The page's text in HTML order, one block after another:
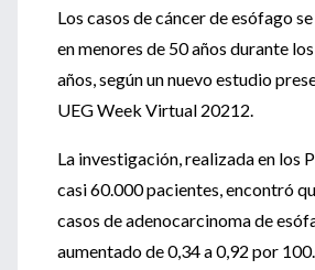
Los casos de cáncer de esófago
en menores de 50 años durante
años, según un nuevo estudio
UEG Week Virtual 20212.
La investigación, realizada en los
casi 60.000 pacientes, encontró
casos de adenocarcinoma de
aumentado de 0,34 a 0,92 por